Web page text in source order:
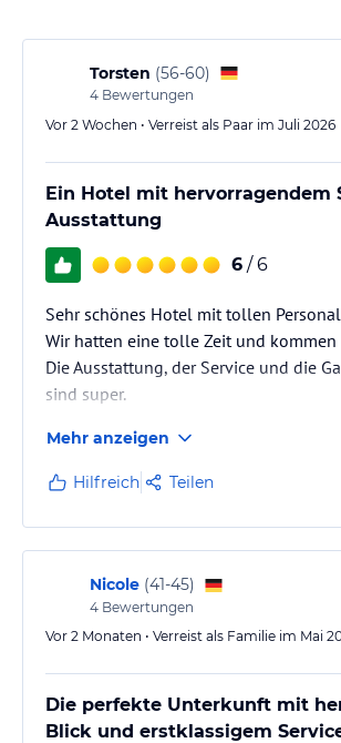
Torsten (56-60)
4 Bewertungen
Vor 2 Wochen • Verreist als Paar im Juli 2026
Ein Hotel mit hervorragendem
Ausstattung
6 / 6
Sehr schönes Hotel mit tollen
Wir hatten eine tolle Zeit und kommen
Die Ausstattung, der Service und die
sind super.
Mehr anzeigen
Hilfreich Teilen
Nicole (41-45)
4 Bewertungen
Vor 2 Monaten • Verreist als Familie im Mai
Die perfekte Unterkunft mit
Blick und erstklassigem